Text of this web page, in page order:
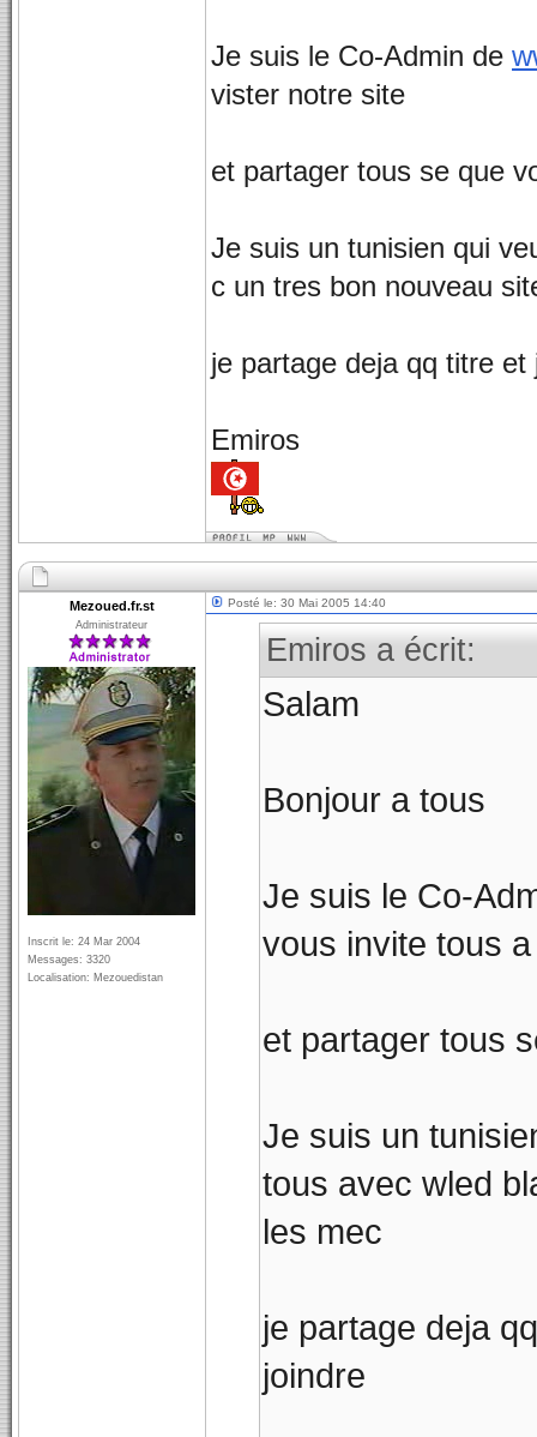
Je suis le Co-Admin de
vister notre site
et partager tous se que
Je suis un tunisien qui
c un tres bon nouveau
je partage deja qq titre
Emiros
Mezoued.fr.st
Administrateur
Inscrit le: 24 Mar 2004
Messages: 3320
Localisation: Mezouedistan
Posté le: 30 Mai 2005 14:40
Emiros a écrit:
Salam
Bonjour a tous
Je suis le Co-
vous invite tous
et partager tous
Je suis un
tous avec wled
les mec
je partage deja
joindre